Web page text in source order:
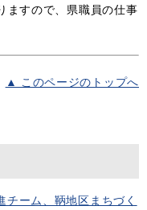
ますので、県職員の仕事
▲ このページのトップへ
ーム、鞆地区まちづく